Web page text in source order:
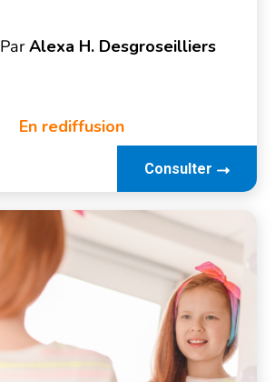
ParAlexa H. Desgroseilliers
En rediffusion
Consulter